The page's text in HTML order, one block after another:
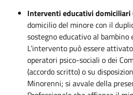
Interventi educativi domiciliari
domicilio del minore con il
sostegno educativo al bambino
L’intervento può essere
operatori psico-sociali o dei
(accordo scritto) o su
Minorenni; si avvale della